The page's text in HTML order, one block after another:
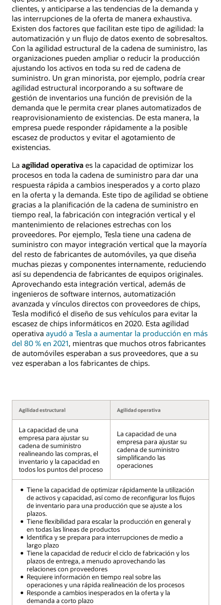
clientes, y anticiparse a las tendencias de la demanda y
las interrupciones de la oferta de manera exhaustiva.
Existen dos factores que facilitan este tipo de agilidad: la
automatización y un flujo de datos exento de sobresaltos.
Con la agilidad estructural de la cadena de suministro, las
organizaciones pueden ampliar o reducir la producción
ajustando los activos en toda su red de cadena de
suministro. Un gran minorista, por ejemplo, podría crear
agilidad estructural incorporando a su software de
gestión de inventarios una función de previsión de la
demanda que le permita crear planes automatizados de
reaprovisionamiento de existencias. De esta manera, la
empresa puede responder rápidamente a la posible
escasez de productos y evitar el agotamiento de
existencias.
La agilidad operativa es la capacidad de optimizar los
procesos en toda la cadena de suministro para dar una
respuesta rápida a cambios inesperados y a corto plazo
en la oferta y la demanda. Este tipo de agilidad se obtiene
gracias a la planificación de la cadena de suministro en
tiempo real, la fabricación con integración vertical y el
mantenimiento de relaciones estrechas con los
proveedores. Por ejemplo, Tesla tiene una cadena de
suministro con mayor integración vertical que la mayoría
del resto de fabricantes de automóviles, ya que diseña
muchas piezas y componentes internamente, reduciendo
así su dependencia de fabricantes de equipos originales.
Aprovechando esta integración vertical, además de
ingenieros de software internos, automatización
avanzada y vínculos directos con proveedores de chips,
Tesla modificó el diseño de sus vehículos para evitar la
escasez de chips informáticos en 2020. Esta agilidad
operativa ayudó a Tesla a aumentar la producción en más
del 80 % en 2021, mientras que muchos otros fabricantes
de automóviles esperaban a sus proveedores, que a su
vez esperaban a los fabricantes de chips.
Agilidad estructural Agilidad operativa
La capacidad de una
empresa para ajustar su
cadena de suministro
realineando las compras, el
inventario y la capacidad en
todos los puntos del proceso
La capacidad de una
empresa para ajustar su
cadena de suministro
simplificando las
operaciones
Tiene la capacidad de optimizar rápidamente la utilización
de activos y capacidad, así como de reconfigurar los flujos
de inventario para una producción que se ajuste a los
plazos.
Tiene flexibilidad para escalar la producción en general y
en todas las líneas de productos
Identifica y se prepara para interrupciones de medio a
largo plazo
Tiene la capacidad de reducir el ciclo de fabricación y los
plazos de entrega, a menudo aprovechando las
relaciones con proveedores
Requiere información en tiempo real sobre las
operaciones y una rápida realineación de los procesos
Responde a cambios inesperados en la oferta y la
demanda a corto plazo